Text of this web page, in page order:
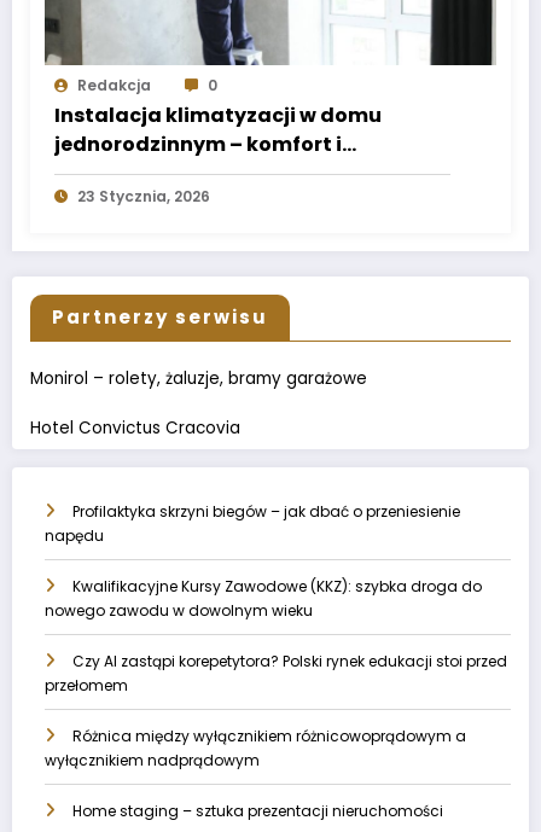
Redakcja 0
Instalacja klimatyzacji w domu
jednorodzinnym – komfort i
energooszczędność
23 Stycznia, 2026
Partnerzy serwisu
Monirol – rolety, żaluzje, bramy garażowe
Hotel Convictus Cracovia
Profilaktyka skrzyni biegów – jak dbać o przeniesienie
napędu
Kwalifikacyjne Kursy Zawodowe (KKZ): szybka droga do
nowego zawodu w dowolnym wieku
Czy AI zastąpi korepetytora? Polski rynek edukacji stoi przed
przełomem
Różnica między wyłącznikiem różnicowoprądowym a
wyłącznikiem nadprądowym
Home staging – sztuka prezentacji nieruchomości